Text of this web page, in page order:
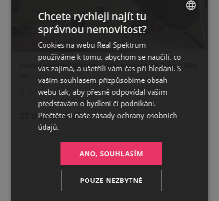
Prodej výrobně/skladové haly na sever od Brna, 1 382
Nedvědice 434
27 000 000 Kč
Chcete rychleji najít tu
správnou nemovitost?
Cookies na webu Real Spektrum
používáme k tomu, abychom se naučili, co
vás zajímá, a ušetřili vám čas při hledání. S
vaším souhlasem přizpůsobíme obsah
webu tak, aby přesně odpovídal vašim
představám o bydlení či podnikání.
Přečtěte si naše zásady ochrany osobních
údajů.
ANO, SOUHLASÍM
POUZE NEZBYTNÉ